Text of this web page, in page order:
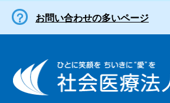
お問い合わせの多いページ